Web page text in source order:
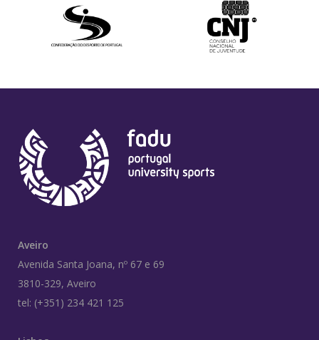
Aveiro
Avenida Santa Joana, nº 67 e 69
3810-329, Aveiro
tel: (+351) 234 421 125